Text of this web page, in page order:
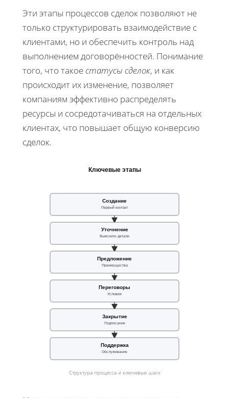
Эти этапы процессов сделок позволяют не
только структурировать взаимодействие с
клиентами, но и обеспечить контроль над
выполнением договорённостей. Понимание
того, что такоестатусы сделок, и как
происходит их изменение, позволяет
компаниям эффективно распределять
ресурсы и сосредотачиваться на отдельных
клиентах, что повышает общую конверсию
сделок.
Ключевые этапы
Создание
Первый контакт
Уточнение
Выяснить детали
Предложение
Преимущества
Переговоры
Условия
Закрытие
Подписание
Поддержка
Обслуживание
Структура процесса и ключевые шаги